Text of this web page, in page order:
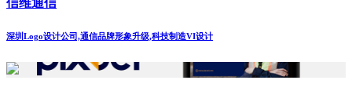
深圳Logo设计公司,通信品牌形象升级,科技制造VI设计